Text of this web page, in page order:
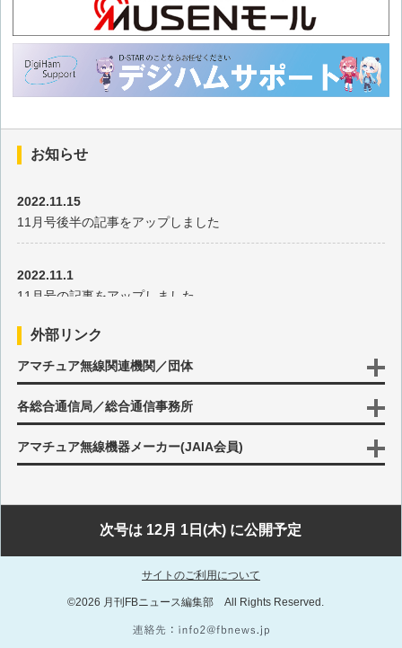
お知らせ
2022.11.15
11月号後半の記事をアップしました
2022.11.1
11月号の記事をアップしました
2022.10.17
10月号後半の記事をアップしました
2022.10.3
10月号の記事をアップしました
外部リンク
アマチュア無線関連機関／団体
各総合通信局／総合通信事務所
アマチュア無線機器メーカー(JAIA会員)
次号は 12月 1日(木) に公開予定
サイトのご利用について
©2026 月刊FBニュース編集部 All Rights Reserved.